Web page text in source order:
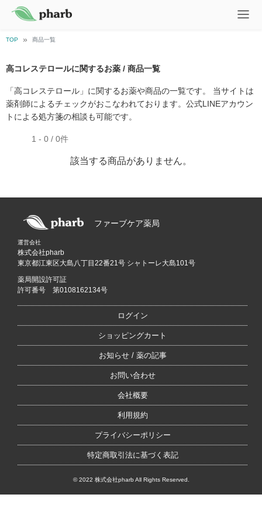
TOP 商品一覧
高コレステロールに関するお薬 / 商品一覧
1 - 0 / 0件
「高コレステロール」に関するお薬や商品の一覧です。 当サイトは
薬剤師によるチェックがおこなわれております。公式LINEアカウン
トによる処方箋の相談も可能です。
該当する商品がありません。
ファーブケア薬局
運営会社
株式会社pharb
東京都江東区大島八丁目22番21号 シャトーレ大島101号
薬局開設許可証
許可番号 第0108162134号
ログイン
ショッピングカート
お知らせ / 薬の記事
お問い合わせ
会社概要
利用規約
プライバシーポリシー
特定商取引法に基づく表記
© 2022 株式会社pharb All Rights Reserved.